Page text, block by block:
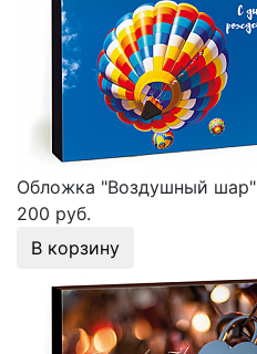
Обложка "Воздушный шар"
200 руб.
В корзину